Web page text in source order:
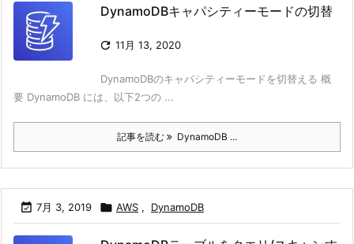
DynamoDBキャパシティーモードの切替
 11月 13, 2020
DynamoDBのキャパシティーモードを切替える 概
要 DynamoDB には、以下2つの ...
記事を読む DynamoDB ...
 7月 3, 2019  AWS , DynamoDB